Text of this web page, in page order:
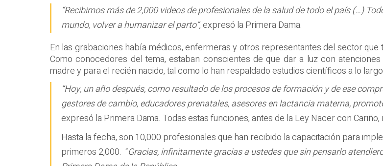
“Recibimos más de 2,000 videos de profesionales de la salud de todo el país (…)
mundo, volver a humanizar el parto”, expresó la Primera Dama.
En las grabaciones había médicos, enfermeras y otros representantes del sector
Como conocedores del tema, estaban conscientes de que dar a luz con
madre y para el recién nacido, tal como lo han respaldado estudios científicos a lo
“Hoy, un año después, como resultado de los procesos de formación y de ese
gestores de cambio, educadores prenatales, asesores en lactancia materna,
expresó la Primera Dama. Todas estas funciones, antes de la Ley Nacer con Cariño,
Hasta la fecha, son 10,000 profesionales que han recibido la capacitación para
primeros 2,000. “Gracias, infinitamente gracias a ustedes que sin pensarlo